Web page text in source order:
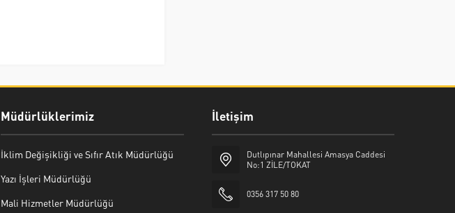
Müdürlüklerimiz
İklim Değişikliği ve Sıfır Atık Müdürlüğü
Yazı İşleri Müdürlüğü
Mali Hizmetler Müdürlüğü
İletişim
Dutlıpınar Mahallesi Amasya Caddesi
No:1 ZİLE/TOKAT
0356 317 50 80